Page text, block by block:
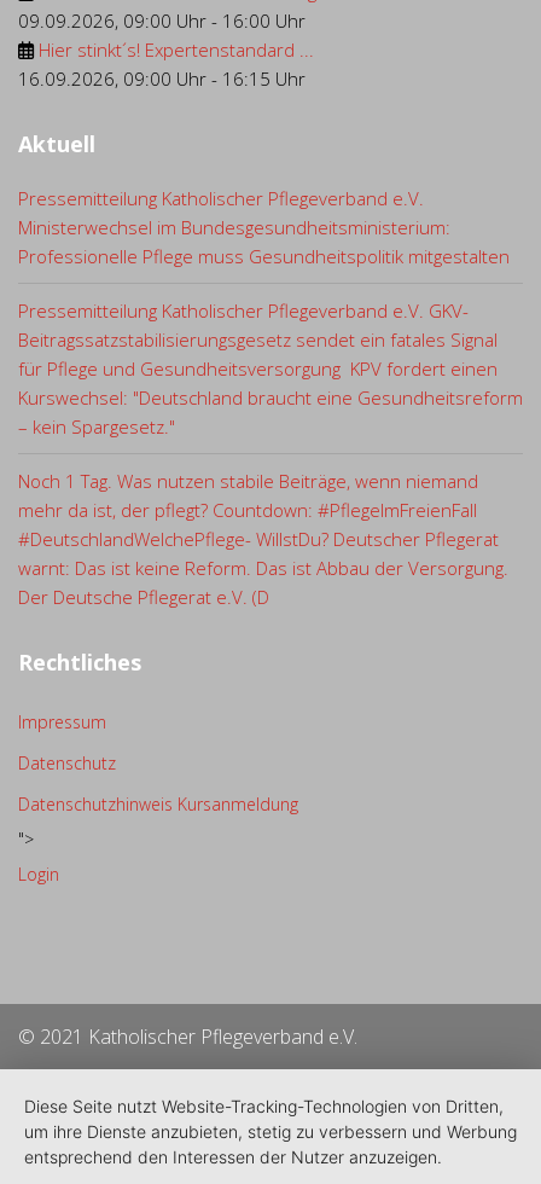
09.09.2026, 09:00 Uhr - 16:00 Uhr
Hier stinkt´s! Expertenstandard ...
16.09.2026, 09:00 Uhr - 16:15 Uhr
Aktuell
Pressemitteilung Katholischer Pflegeverband e.V.
Ministerwechsel im Bundesgesundheitsministerium:
Professionelle Pflege muss Gesundheitspolitik mitgestalten
Pressemitteilung Katholischer Pflegeverband e.V. GKV-
Beitragssatzstabilisierungsgesetz sendet ein fatales Signal
für Pflege und Gesundheitsversorgung KPV fordert einen
Kurswechsel: "Deutschland braucht eine Gesundheitsreform
– kein Spargesetz."
Noch 1 Tag. Was nutzen stabile Beiträge, wenn niemand
mehr da ist, der pflegt? Countdown: #PflegeImFreienFall
#DeutschlandWelchePflege- WillstDu? Deutscher Pflegerat
warnt: Das ist keine Reform. Das ist Abbau der Versorgung.
Der Deutsche Pflegerat e.V. (D
Rechtliches
Impressum
Datenschutz
Datenschutzhinweis Kursanmeldung
">
Login
© 2021 Katholischer Pflegeverband e.V.
Diese Seite nutzt Website-Tracking-Technologien von Dritten,
um ihre Dienste anzubieten, stetig zu verbessern und Werbung
entsprechend den Interessen der Nutzer anzuzeigen.